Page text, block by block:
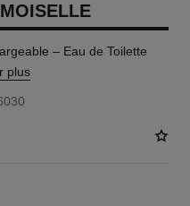
– Eau de Toilette
plus